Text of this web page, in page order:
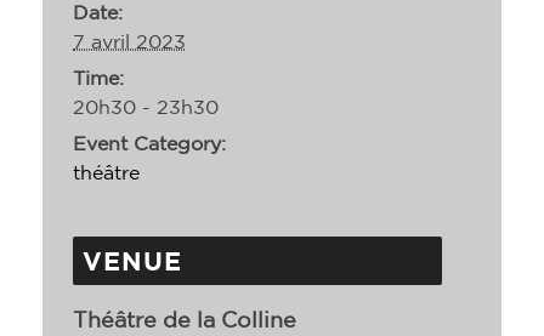
Date:
7 avril 2023
Time:
20h30 - 23h30
Event Category:
théâtre
VENUE
Théâtre de la Colline